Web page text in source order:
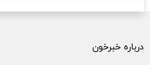
درباره خبرخون